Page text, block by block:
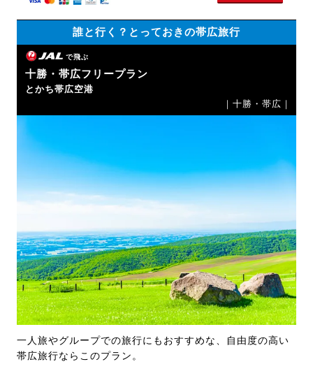
誰と行く？とっておきの帯広旅行
で飛ぶ
十勝・帯広フリープラン
とかち帯広空港
｜十勝・帯広｜
一人旅やグループでの旅行にもおすすめな、自由度の高い
帯広旅行ならこのプラン。